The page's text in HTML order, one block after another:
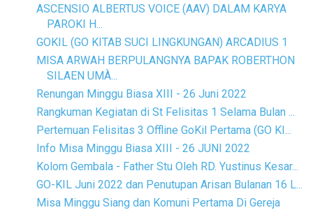
ASCENSIO ALBERTUS VOICE (AAV) DALAM KARYA
PAROKI H...
GOKIL (GO KITAB SUCI LINGKUNGAN) ARCADIUS 1
MISA ARWAH BERPULANGNYA BAPAK ROBERTHON
SILAEN UMÀ...
Renungan Minggu Biasa XIII - 26 Juni 2022
Rangkuman Kegiatan di St Felisitas 1 Selama Bulan ...
Pertemuan Felisitas 3 Offline GoKil Pertama (GO KI...
Info Misa Minggu Biasa XIII - 26 JUNI 2022
Kolom Gembala - Father Stu Oleh RD. Yustinus Kesar...
GO-KIL Juni 2022 dan Penutupan Arisan Bulanan 16 L...
Misa Minggu Siang dan Komuni Pertama Di Gereja